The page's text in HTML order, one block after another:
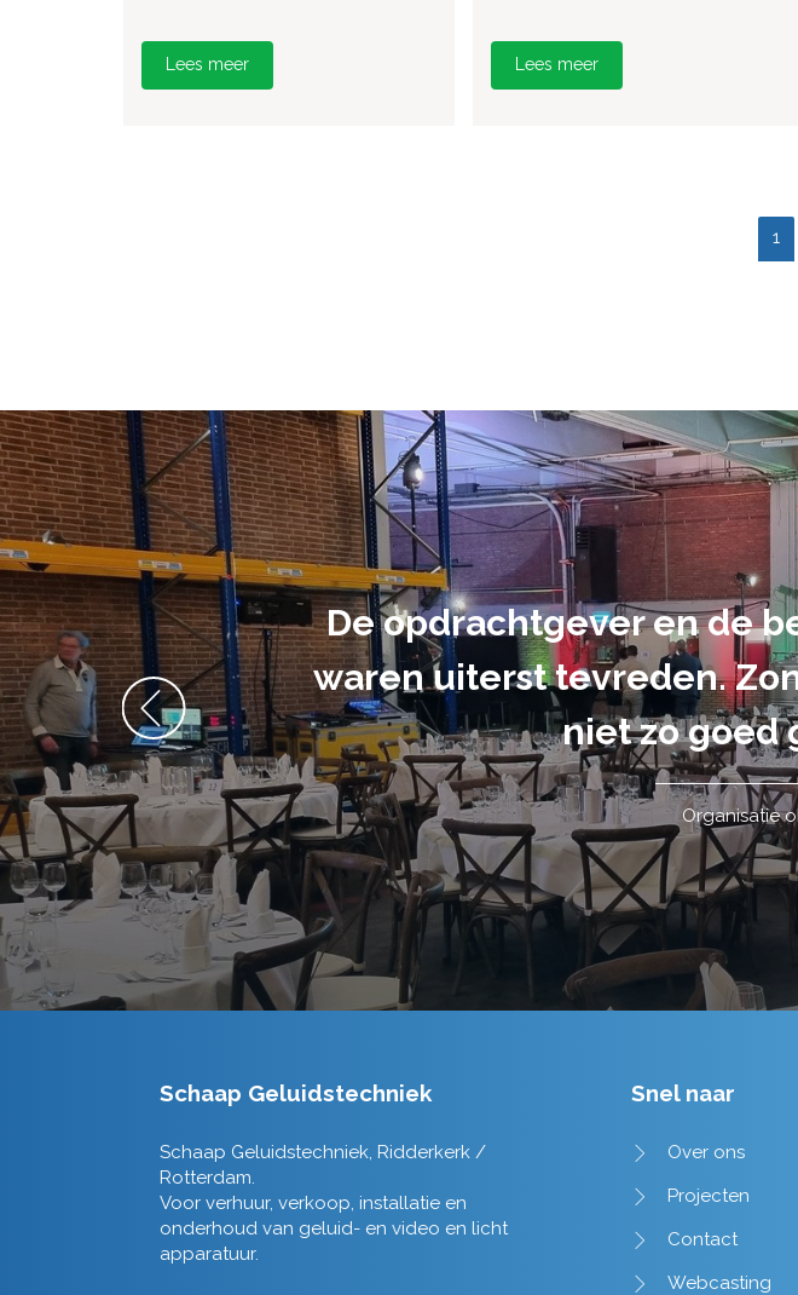
Lees meer Lees meer
1
De opdrachtgever en de
waren uiterst tevreden.
niet zo goed
Organisatie
Schaap Geluidstechniek
Schaap Geluidstechniek, Ridderkerk /
Rotterdam.
Voor verhuur, verkoop, installatie en
onderhoud van geluid- en video en licht
apparatuur.
Snel naar
Over ons
Projecten
Contact
Webcasting